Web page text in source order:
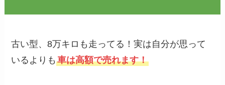
古い型、8万キロも走ってる！実は自分が思って
いるよりも車は高額で売れます！